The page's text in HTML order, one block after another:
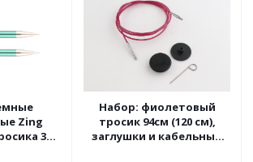
Zing
35-
Набор: фиолетовый
тросик 94см (120 см),
заглушки и кабельный